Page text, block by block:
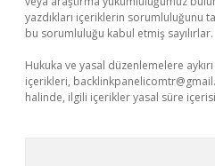
yazdıkları içeriklerin sorumluluğunu
bu sorumluluğu kabul etmiş sayılırlar.
Hukuka ve yasal düzenlemelere
içerikleri,
halinde, ilgili içerikler yasal süre